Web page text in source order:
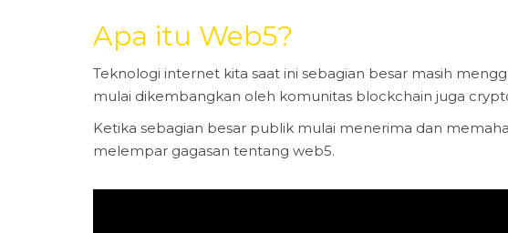
Apa itu Web5?
Teknologi internet kita saat ini sebagian besar masih
mulai dikembangkan oleh komunitas blockchain juga
Ketika sebagian besar publik mulai menerima dan
melempar gagasan tentang web5.